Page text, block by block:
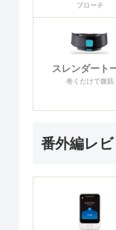
プローチ
スレンダート
巻くだけで腹筋
番外編レ